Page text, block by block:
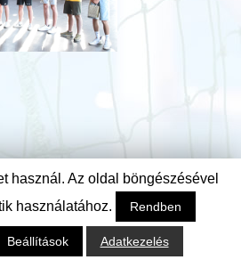
Klub
használ. Az oldal böngészésével
használatához.
Rendben
Beállítások Adatkezelés